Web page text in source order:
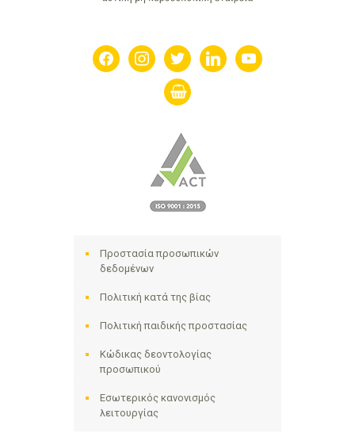
facebookinstagramtwitter linkedin youtube
shopping-
basket
Προστασία προσωπικών
δεδομένων
Πολιτική κατά της βίας
Πολιτική παιδικής προστασίας
Κώδικας δεοντολογίας
προσωπικού
Εσωτερικός κανονισμός
λειτουργίας